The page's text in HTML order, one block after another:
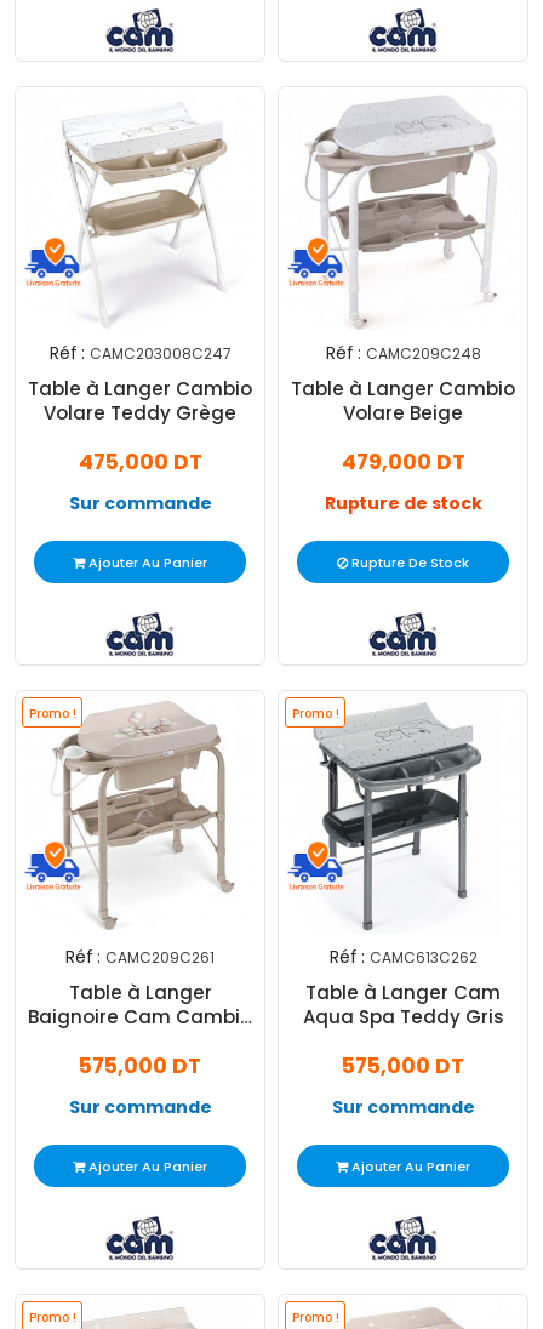
Réf : CAMC203008C247
Table à Langer Cambio
Volare Teddy Grège
475,000 DT
Sur commande
Ajouter Au Panier
Réf : CAMC209C248
Table à Langer Cambio
Volare Beige
479,000 DT
Rupture de stock
Rupture De Stock
Promo !
Réf : CAMC209C261
Table à Langer
Baignoire Cam Cambio
575,000 DT
Sur commande
Ajouter Au Panier
Promo !
Réf : CAMC613C262
Table à Langer Cam
Aqua Spa Teddy Gris
575,000 DT
Sur commande
Ajouter Au Panier
Promo ! Promo !